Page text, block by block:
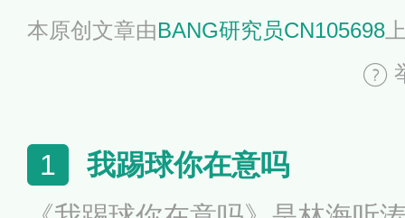
本原创文章由BANG研究员CN105698
1 我踢球你在意吗